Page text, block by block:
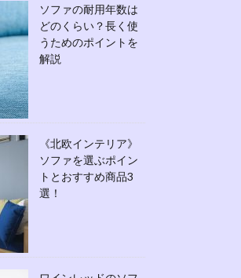
ソファの耐用年数は
どのくらい？長く使
うためのポイントを
解説
《北欧インテリア》
ソファを選ぶポイン
トとおすすめ商品3
選！